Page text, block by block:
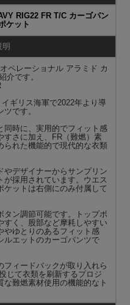
RIG22 FR T/C カーゴパン
ケット
明
ペレーショナル アラミド カ
介です。
ギリス海軍で2022年より導
です。
同時に、実用的でフィット感
すさに加え、FR（難燃）素
られた機能的で現代的な衣類
やデザイナーからサンプリン
が採用されています。ウエス
ケットは右側にのみ付属して
タン調節可能です。トップボ
すく、股部など摩耗しやすい
やゆとりのあるフィット感
ルエットのカーゴパンツで
フィードバックが取り入れら
じて衣類を刷新するプロジ
な難燃素材使用の機能的なト